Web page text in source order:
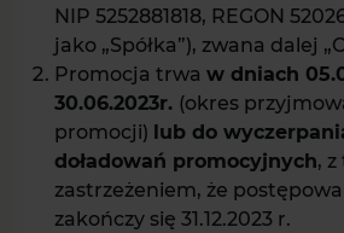
NIP 5252881818, REGON
jako „Spółka”), zwana dalej
Promocja trwa w dniach
30.06.2023r. (okres
promocji) lub do
doładowań promocyjnych,
zastrzeżeniem, że
zakończy się 31.12.2023 r.